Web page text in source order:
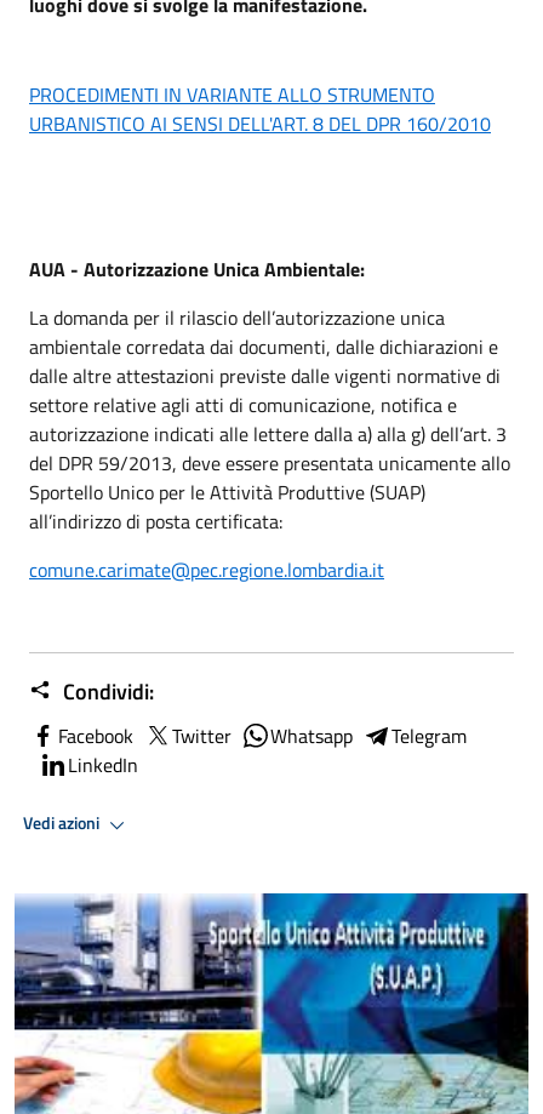
PROCEDIMENTI IN VARIANTE ALLO STRUMENTO
URBANISTICO AI SENSI DELL'ART. 8 DEL DPR 160/2010
AUA - Autorizzazione Unica Ambientale:
La domanda per il rilascio dell’autorizzazione unica
ambientale corredata dai documenti, dalle dichiarazioni e
dalle altre attestazioni previste dalle vigenti normative di
settore relative agli atti di comunicazione, notifica e
autorizzazione indicati alle lettere dalla a) alla g) dell’art. 3
del DPR 59/2013, deve essere presentata unicamente allo
Sportello Unico per le Attività Produttive (SUAP)
all’indirizzo di posta certificata:
comune.carimate@pec.regione.lombardia.it
Condividi:
Facebook Twitter Whatsapp
Telegram
LinkedIn
Vedi azioni